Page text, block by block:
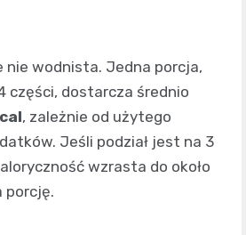
nie wodnista. Jedna porcja,
części, dostarcza średnio
, zależnie od użytego
Jeśli podział jest na 3
wzrasta do około
porcję.